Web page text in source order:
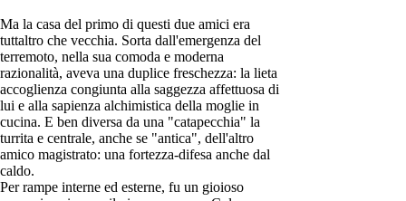
Ma la casa del primo di questi due amici era
tuttaltro che vecchia. Sorta dall'emergenza del
terremoto, nella sua comoda e moderna
razionalità, aveva una duplice freschezza: la lieta
accoglienza congiunta alla saggezza affettuosa di
lui e alla sapienza alchimistica della moglie in
cucina. E ben diversa da una "catapecchia" la
turrita e centrale, anche se "antica", dell'altro
amico magistrato: una fortezza-difesa anche dal
caldo.
Per rampe interne ed esterne, fu un gioioso